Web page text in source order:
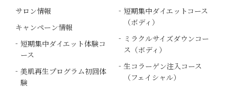
サロン情報
キャンペーン情報
短期集中ダイエット体験コ
ース
美肌再生プログラム初回体
験
短期集中ダイエットコース
（ボディ）
ミラクルサイズダウンコー
ス（ボディ）
生コラーゲン注入コース
（フェイシャル）